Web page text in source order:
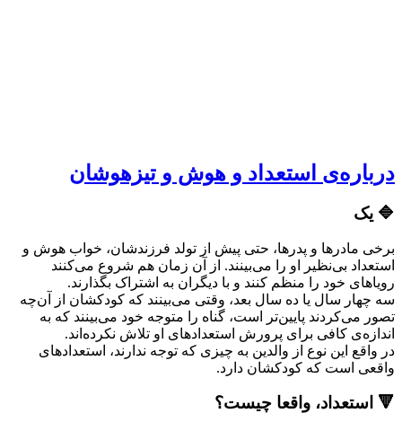
درباره‌ی استعداد و هوش و تیزهوشان
🔷 یک
برخی مادرها و پدرها، حتی پیش از تولد فرزندشان، خواب هوش و
استعداد بی‌نظیر او را می‌بینند. از آن زمان هم شروع می‌کنند
رویاهای خود را منظم کنند و با دیگران به اشتراک بگذارند.
سه چهار سال یا ده سال بعد، وقتی می‌بینند که کودکشان از آن‌چه
تصور می‌کردند پایین‌تر است، گناه را متوجه خود می‌بینند که به
اندازه‌ی کافی برای پرورش استعدادهای او تلاش نکرده‌اند.
در واقع این نوع از والدین به چیزی که توجه ندارند، استعدادهای
واقعی‌ است که کودکشان دارد.
🔻 استعداد، واقعا چیست؟